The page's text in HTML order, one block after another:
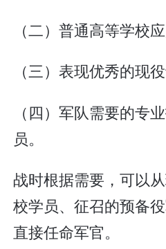
（二）普通高等学校
（三）表现优秀的现
（四）军队需要的专
员。
战时根据需要，可以
校学员、征召的预备
直接任命军官。